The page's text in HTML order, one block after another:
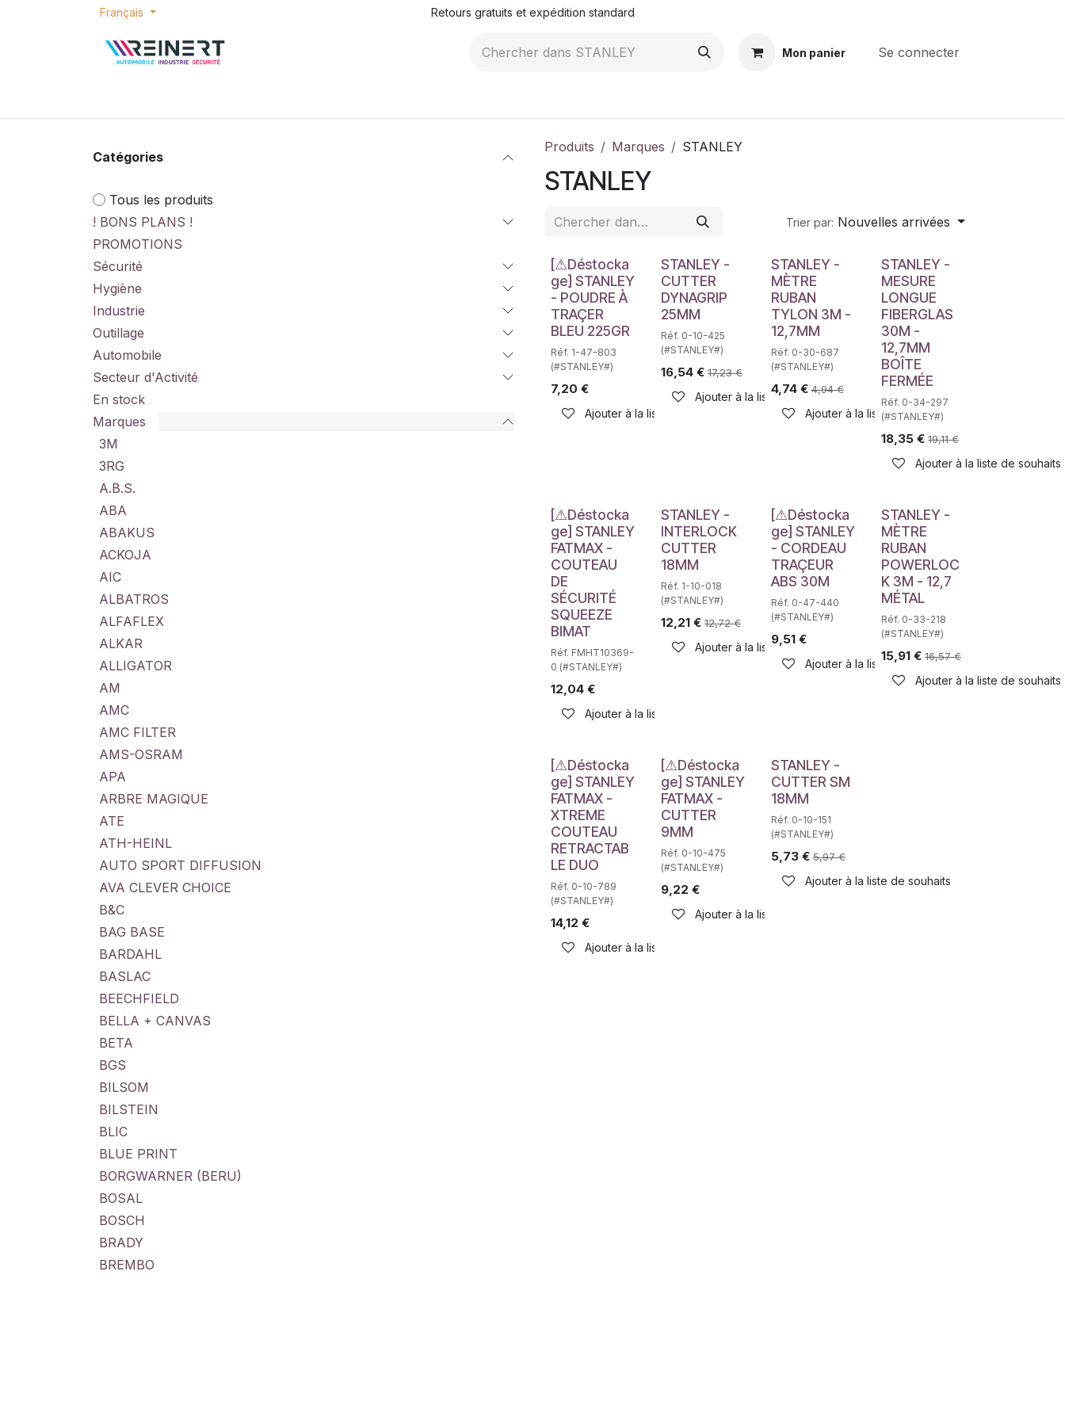
Se rendre au contenu
Français Retours gratuits et expédition standard
Mon panier Se connecter
Catégories
Tous les produits
! BONS PLANS !
PROMOTIONS
Sécurité
Hygiène
Industrie
Outillage
Automobile
Secteur d'Activité
En stock
Marques
3M
3RG
A.B.S.
ABA
ABAKUS
ACKOJA
AIC
ALBATROS
ALFAFLEX
ALKAR
ALLIGATOR
AM
AMC
AMC FILTER
AMS-OSRAM
APA
ARBRE MAGIQUE
ATE
ATH-HEINL
AUTO SPORT DIFFUSION
AVA CLEVER CHOICE
B&C
BAG BASE
BARDAHL
BASLAC
BEECHFIELD
BELLA + CANVAS
BETA
BGS
BILSOM
BILSTEIN
BLIC
BLUE PRINT
BORGWARNER (BERU)
BOSAL
BOSCH
BRADY
BREMBO
Produits Marques STANLEY
STANLEY
Trier par: Nouvelles arrivées
Déstockage
[⚠Déstocka
ge] STANLEY
- POUDRE À
TRAÇER
BLEU 225GR
Réf. 1-47-803
(#STANLEY#)
7,20 €
Ajouter à la liste de souhaits
STANLEY -
CUTTER
DYNAGRIP
25MM
Réf. 0-10-425
(#STANLEY#)
16,54€ 17,23€
Ajouter à la liste de souhaits
STANLEY -
MÈTRE
RUBAN
TYLON 3M -
12,7MM
Réf. 0-30-687
(#STANLEY#)
4,74€ 4,94€
Ajouter à la liste de souhaits
STANLEY -
MESURE
LONGUE
FIBERGLAS
30M -
12,7MM
BOÎTE
FERMÉE
Réf. 0-34-297
(#STANLEY#)
18,35€ 19,11€
Ajouter à la liste de souhaits
Déstockage
[⚠Déstocka
ge] STANLEY
FATMAX -
COUTEAU
DE
SÉCURITÉ
SQUEEZE
BIMAT
Réf. FMHT10369-
0 (#STANLEY#)
12,04 €
Ajouter à la liste de souhaits
STANLEY -
INTERLOCK
CUTTER
18MM
Réf. 1-10-018
(#STANLEY#)
12,21€ 12,72€
Ajouter à la liste de souhaits
Déstockage
[⚠Déstocka
ge] STANLEY
- CORDEAU
TRAÇEUR
ABS 30M
Réf. 0-47-440
(#STANLEY#)
9,51€
Ajouter à la liste de souhaits
STANLEY -
MÈTRE
RUBAN
POWERLOC
K 3M - 12,7
MÉTAL
Réf. 0-33-218
(#STANLEY#)
15,91€ 16,57€
Ajouter à la liste de souhaits
Déstockage
[⚠Déstocka
ge] STANLEY
FATMAX -
XTREME
COUTEAU
RETRACTAB
LE DUO
Réf. 0-10-789
(#STANLEY#)
14,12 €
Ajouter à la liste de souhaits
Déstockage
[⚠Déstocka
ge] STANLEY
FATMAX -
CUTTER
9MM
Réf. 0-10-475
(#STANLEY#)
9,22 €
Ajouter à la liste de souhaits
STANLEY -
CUTTER SM
18MM
Réf. 0-10-151
(#STANLEY#)
5,73€ 5,97€
Ajouter à la liste de souhaits